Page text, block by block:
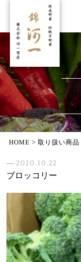
HOME > 取り扱い商品
2020.10.22
ブロッコリー